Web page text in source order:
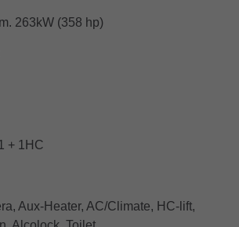
263kW (358 hp)
+ 1HC
Aux-Heater, AC/Climate, HC-lift,